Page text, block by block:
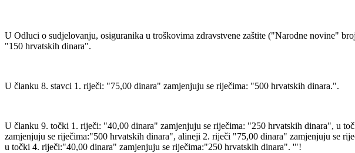
U Odluci o sudjelovanju, osiguranika u troškovima zdravstvene zaštite ("Narodne novine"
"150 hrvatskih dinara".
U članku 8. stavci 1. riječi: "75,00 dinara" zamjenjuju se riječima: "500 hrvatskih dinara.".
U članku 9. točki 1. riječi: "40,00 dinara" zamjenjuju se riječima: "250 hrvatskih dinara", u
zamjenjuju se riječima:"500 hrvatskih dinara", alineji 2. riječi "75,00 dinara" zamjenjuju se
u točki 4. riječi:"40,00 dinara" zamjenjuju se riječima:"250 hrvatskih dinara". '"!